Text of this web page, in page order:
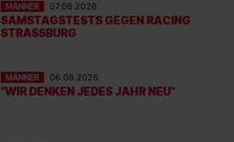
MÄNNER 07.08.2026
SAMSTAGSTESTS GEGEN RACING
STRASSBURG
MÄNNER 06.08.2026
"WIR DENKEN JEDES JAHR NEU"